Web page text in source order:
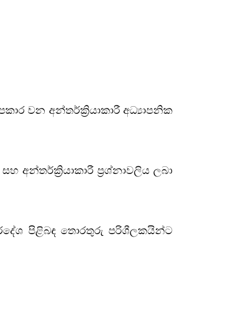
වන අන්තර්ක්‍රියාකාරී අධ්‍යාපනික
අන්තර්ක්‍රියාකාරී ප්‍රශ්නාවලිය ලබා
පිළිබඳ තොරතුරු පරිශීලකයින්ට